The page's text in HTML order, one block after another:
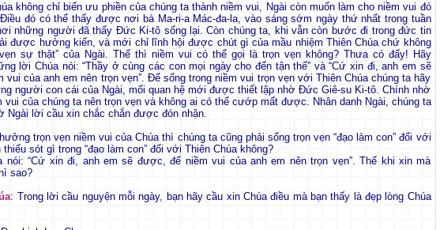
không chỉ biến ưu phiền của chúng ta thành niềm vui, Ngài còn muốn làm cho niềm vui đó
đó có thể thấy được nơi bà Ma-ri-a Mác-đa-la, vào sáng sớm ngày thứ nhất trong tuần
những người đã thấy Đức Ki-tô sống lại. Còn chúng ta, khi vẫn còn bước đi trong đức tin
được hưởng kiến, và mới chỉ lĩnh hội được chút gì của mầu nhiệm Thiên Chúa chứ không
sự thật” của Ngài. Thế thì niềm vui có thể gọi là trọn vẹn không? Thưa có đấy! Hãy
lời Chúa nói: “Thầy ở cùng các con mọi ngày cho đến tận thế” và “Cứ xin đi, anh em sẽ
vui của anh em nên trọn vẹn”. Để sống trong niềm vui trọn vẹn với Thiên Chúa chúng ta hãy
người con cái của Ngài, mối quan hệ mới được thiết lập nhờ Đức Giê-su Ki-tô. Chính nhờ
vui của chúng ta nên trọn vẹn và không ai có thể cướp mất được. Nhân danh Ngài, chúng ta
Ngài lời cầu xin chắc chắn được đón nhận.
trọn vẹn niềm vui của Chúa thì chúng ta cũng phải sống trọn vẹn “đạo làm con” đối với
thiếu sót gì trong “đạo làm con” đối với Thiên Chúa không?
nói: “Cứ xin đi, anh em sẽ được, để niềm vui của anh em nên trọn vẹn”. Thế khi xin mà
sao?
: Trong lời cầu nguyện mỗi ngày, bạn hãy cầu xin Chúa điều mà bạn thấy là đẹp lòng Chúa